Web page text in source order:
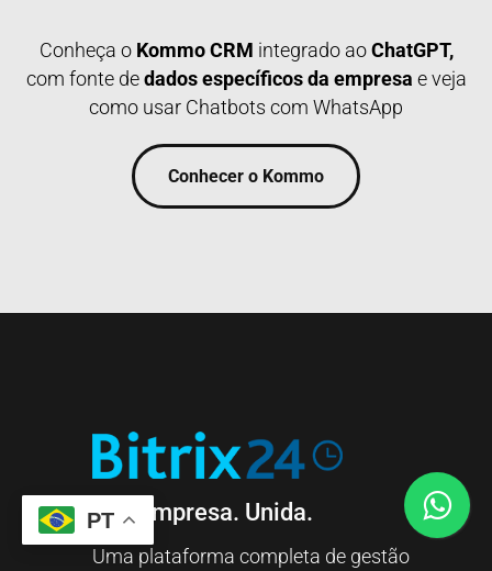
PT
Conheça o Kommo CRM integrado aoChatGPT,
com fonte dedados específicos da empresa e veja
como usar Chatbots com WhatsApp
Conhecer o Kommo
Sua empresa. Unida.
Uma plataforma completa de gestão